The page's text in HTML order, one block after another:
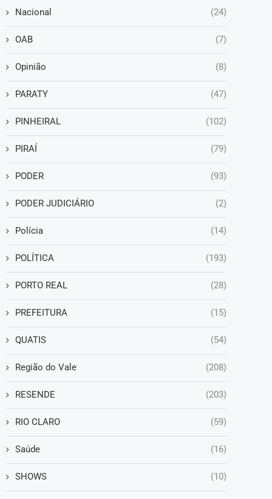
Nacional (24)
OAB (7)
Opinião (8)
PARATY (47)
PINHEIRAL (102)
PIRAÍ (79)
PODER (93)
PODER JUDICIÁRIO (2)
Polícia (14)
POLÍTICA (193)
PORTO REAL (28)
PREFEITURA (15)
QUATIS (54)
Região do Vale (208)
RESENDE (203)
RIO CLARO (59)
Saúde (16)
SHOWS (10)